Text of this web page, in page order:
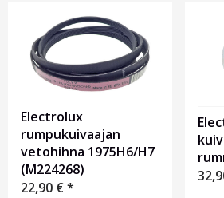
Electrolux
rumpukuivaajan
vetohihna 1975H6/H7
(M224268)
22,90 €*